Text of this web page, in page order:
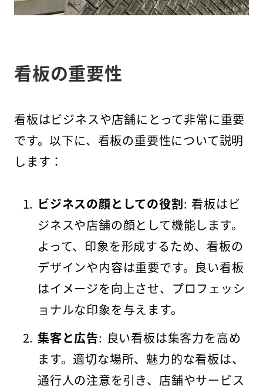
看板の重要性
看板はビジネスや店舗にとって非常に重要
です。以下に、看板の重要性について説明
します：
ビジネスの顔としての役割: 看板はビ
ジネスや店舗の顔として機能します。
よって、印象を形成するため、看板の
デザインや内容は重要です。良い看板
はイメージを向上させ、プロフェッシ
ョナルな印象を与えます。
集客と広告: 良い看板は集客力を高め
ます。適切な場所、魅力的な看板は、
通行人の注意を引き、店舗やサービス